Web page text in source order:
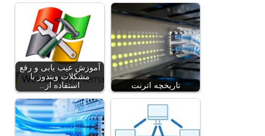
آموزش عیب یابی و رفع
مشکلات ویندوز با
استفاده از…
تاریخچه اترنت